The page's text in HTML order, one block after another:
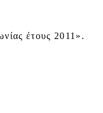
έτους 2011».